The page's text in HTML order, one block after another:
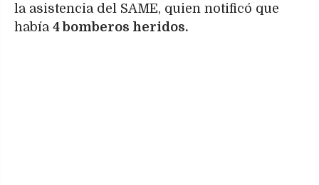
la asistencia del SAME, quien notificó que
había 4 bomberos heridos.